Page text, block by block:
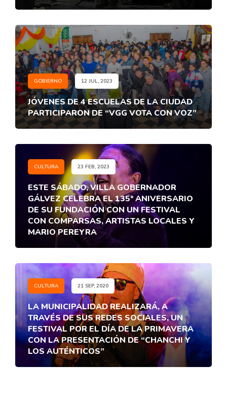
GOBIERNO 12 JUL, 2023
JÓVENES DE 4 ESCUELAS DE LA CIUDAD
PARTICIPARON DE “VGG VOTA CON VOZ”
CULTURA 23 FEB, 2023
ESTE SÁBADO, VILLA GOBERNADOR
GÁLVEZ CELEBRA EL 135° ANIVERSARIO
DE SU FUNDACIÓN CON UN FESTIVAL
CON COMPARSAS, ARTISTAS LOCALES Y
MARIO PEREYRA
CULTURA 21 SEP, 2020
LA MUNICIPALIDAD REALIZARÁ, A
TRAVÉS DE SUS REDES SOCIALES, UN
FESTIVAL POR EL DÍA DE LA PRIMAVERA
CON LA PRESENTACIÓN DE “CHANCHI Y
LOS AUTÉNTICOS”